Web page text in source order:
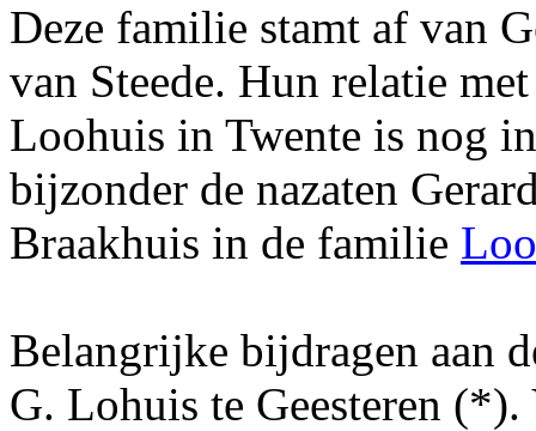
Deze familie stamt af van
van Steede. Hun relatie
Loohuis in Twente is nog
bijzonder de nazaten
Braakhuis in de familie
Belangrijke bijdragen aan
G. Lohuis te Geesteren